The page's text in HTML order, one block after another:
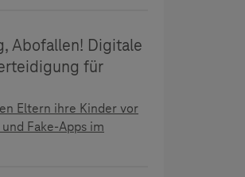
Abofallen! Digitale
für
Eltern ihre Kinder vor
Fake-Apps im